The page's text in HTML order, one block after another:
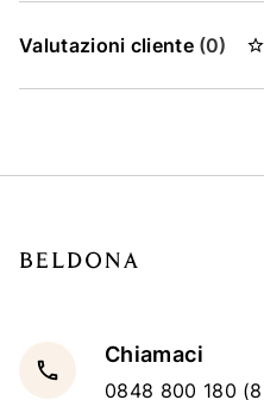
Valutazioni cliente (0)
local_phone
Chiamaci
0848 800 180